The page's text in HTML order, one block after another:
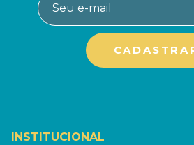
INSTITUCIONAL